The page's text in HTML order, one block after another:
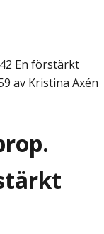
En förstärkt
av Kristina Axén